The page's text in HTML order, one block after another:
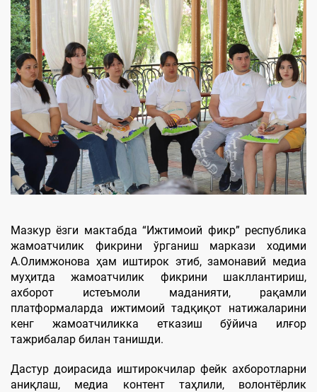
Мазкур ёзги мактабда “Ижтимоий фикр” республика
жамоатчилик фикрини ўрганиш маркази ходими
А.Олимжонова ҳам иштирок этиб, замонавий медиа
муҳитда жамоатчилик фикрини шакллантириш,
ахборот истеъмоли маданияти, рақамли
платформаларда ижтимоий тадқиқот натижаларини
кенг жамоатчиликка етказиш бўйича илғор
тажрибалар билан танишди.
Дастур доирасида иштирокчилар фейк ахборотларни
аниқлаш, медиа контент таҳлили, волонтёрлик